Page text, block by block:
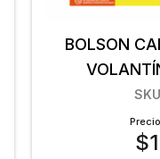
BOLSON
SKU
$